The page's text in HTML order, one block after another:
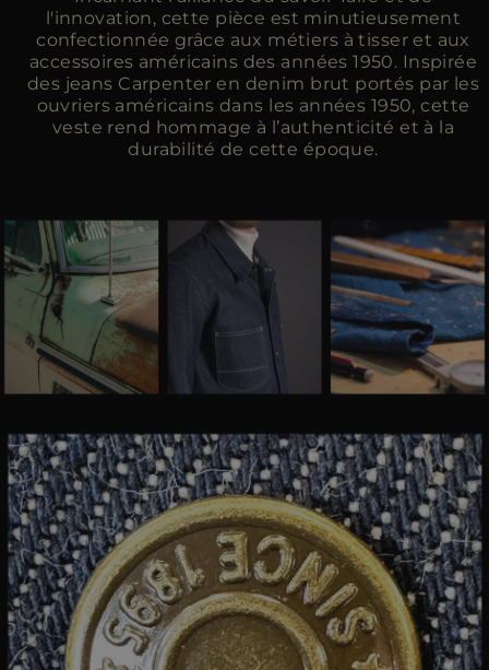
l'innovation, cette pièce est minutieusement
confectionnée grâce aux métiers à tisser et aux
accessoires américains des années 1950. Inspirée
des jeans Carpenter en denim brut portés par les
ouvriers américains dans les années 1950, cette
veste rend hommage à l’authenticité et à la
durabilité de cette époque.